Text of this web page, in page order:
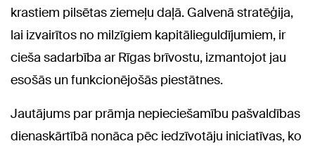
krastiem pilsētas ziemeļu daļā. Galvenā stratēģija,
lai izvairītos no milzīgiem kapitālieguldījumiem, ir
cieša sadarbība ar Rīgas brīvostu, izmantojot jau
esošās un funkcionējošās piestātnes.
Jautājums par prāmja nepieciešamību pašvaldības
dienaskārtībā nonāca pēc iedzīvotāju iniciatīvas, ko